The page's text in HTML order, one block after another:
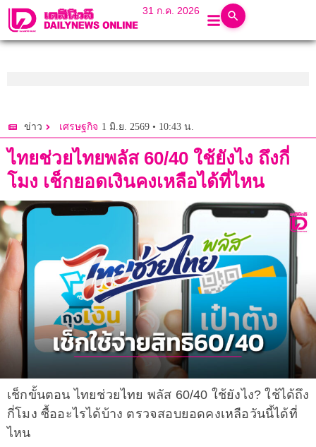
31 ก.ค. 2026
ข่าว เศรษฐกิจ 1 มิ.ย. 2569 • 10:43 น.
ไทยช่วยไทยพลัส 60/40 ใช้ยังไง ถึงกี่
โมง เช็กยอดเงินคงเหลือได้ที่ไหน
เช็กขั้นตอน ไทยช่วยไทย พลัส 60/40 ใช้ยังไง? ใช้ได้ถึง
กี่โมง ซื้ออะไรได้บ้าง ตรวจสอบยอดคงเหลือวันนี้ได้ที่
ไหน